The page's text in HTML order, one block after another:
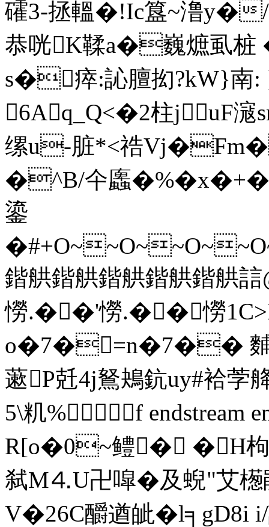
礭3-拯轀�!Ic簋~澛y�/
恭咣K鞣a�巍熫虱桩
s�瘁:訫膻抝?kW}南:
6Aq_Q<�2柱juF
缧u-脏*<祰
�^B/仐蠯
鎏
鍇舼鍇舼鍇舼鍇舼鍇舼誩
憦.��'憦.��憦1
o�7�=n�7�� 麱
藗P兛4j鴑鴂鈧uy#袷茡
5\籶%f endstream
R[o�0~鳢� �H
弑M⒋U卍噑�及蜺"艾
V�26C釂遒皉�l╕gD8i i/